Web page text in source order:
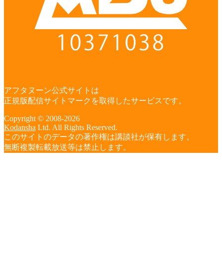
アフタヌーン公式サイトは
正規版配信サイトマークを取得したサービスです。
Copyright © 2008-2026
Kodansha Ltd. All Rights Reserved.
このサイトのデータの著作権は講談社が保有します。
無断複製転載放送等は禁止します。